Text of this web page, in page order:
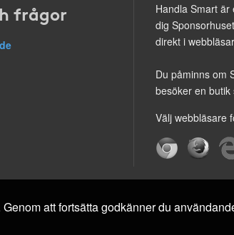
frågor
Handla Smart
dig
direkt i
Du påminns om
besöker en
Välj webbläsare
att fortsätta godkänner du